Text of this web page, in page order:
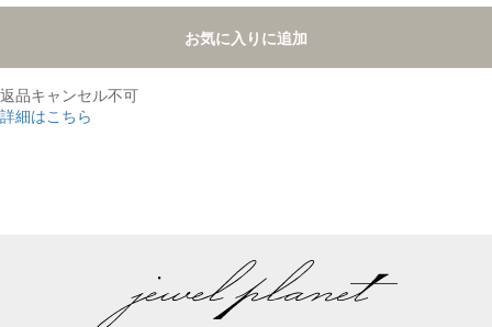
お気に入りに追加
返品キャンセル不可
詳細はこちら